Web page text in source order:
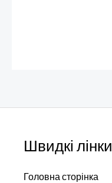
Швидкі лінки
Головна сторінка